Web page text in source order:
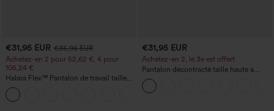
€31,95 EUR €35,95 EUR
Achetez-en 2 pour 52,62 €, 4 pour
105,24 €
Halara Flex™ Pantalon de travail taille
haute sculptant la silhouette, gainant la
taille, avec poches, jambe large en
micro-gaufre
€31,95 EUR
Achetez-en 2, le 3e est offert
Pantalon décontracté taille haute à
cordon, coupe large en mélange de lin,
avec poches